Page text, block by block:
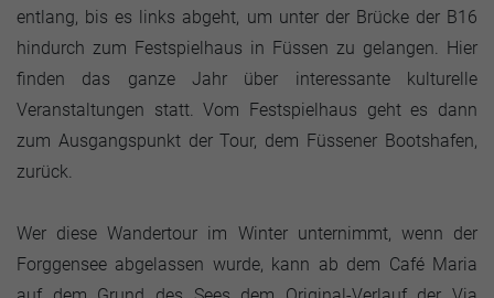
entlang, bis es links abgeht, um unter der Brücke der B16
hindurch zum Festspielhaus in Füssen zu gelangen. Hier
finden das ganze Jahr über interessante kulturelle
Veranstaltungen statt. Vom Festspielhaus geht es dann
zum Ausgangspunkt der Tour, dem Füssener Bootshafen,
zurück.
Wer diese Wandertour im Winter unternimmt, wenn der
Forggensee abgelassen wurde, kann ab dem Café Maria